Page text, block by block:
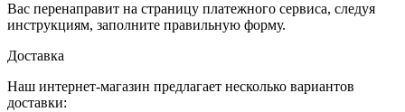
Вас перенаправит на страницу платежного сервиса, следуя
инструкциям, заполните правильную форму.
Доставка
Наш интернет-магазин предлагает несколько вариантов
доставки: